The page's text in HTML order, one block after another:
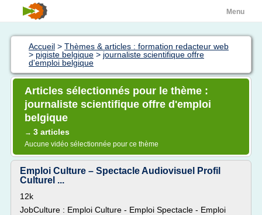
Menu
Accueil > Thèmes & articles : formation redacteur web
> pigiste belgique > journaliste scientifique offre
d'emploi belgique
Articles sélectionnés pour le thème :
journaliste scientifique offre d'emploi
belgique
→ 3 articles
Aucune vidéo sélectionnée pour ce thème
Emploi Culture – Spectacle Audiovisuel Profil
Culturel ...
12k
JobCulture : Emploi Culture - Emploi Spectacle - Emploi